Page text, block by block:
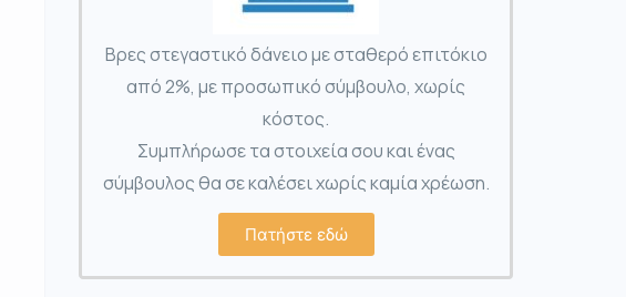
Βρες στεγαστικό δάνειο με σταθερό επιτόκιο
από 2%, με προσωπικό σύμβουλο, χωρίς
κόστος.
Συμπλήρωσε τα στοιχεία σου και ένας
σύμβουλος θα σε καλέσει χωρίς καμία χρέωση.
Πατήστε εδώ